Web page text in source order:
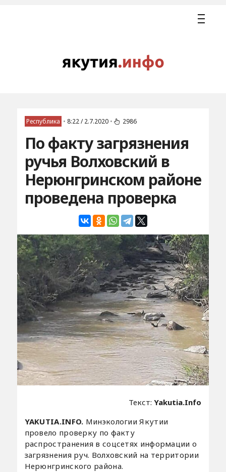
Республика • 8:22 / 2.7.2020 • 2986
По факту загрязнения
ручья Волховский в
Нерюнгринском районе
проведена проверка
Текст:Yakutia.Info
YAKUTIA.INFO. Минэкологии Якутии
провело проверку по факту
распространения в соцсетях информации о
загрязнения руч. Волховский на территории
Нерюнгринского района.